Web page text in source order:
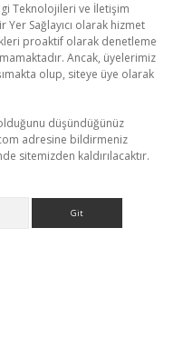
Teknolojileri ve İletişim
Yer Sağlayıcı olarak hizmet
proaktif olarak denetleme
Ancak, üyelerimiz
olup, siteye üye olarak
düşündüğünüz
adresine bildirmeniz
sitemizden kaldırılacaktır.